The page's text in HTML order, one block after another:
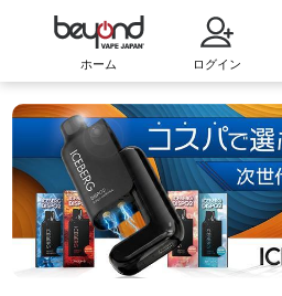
ホーム ログイン